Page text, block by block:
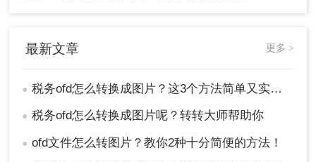
有其独特的优势和适用场景。直接截屏法简便快
需安装软件，操作灵活，适合偶尔转换文件的用
户；而专业软件转换法则功能强大，转换质量高，
适合需要频繁转换文件或对转换质量有较高要求的
进行权衡和选择。
最新文章 更多 >
● 税务ofd怎么转换成图片？这3个方法简单又实用！
● 税务ofd怎么转换成图片呢？转转大师帮助你
● ofd文件怎么转图片？教你2种十分简便的方法！